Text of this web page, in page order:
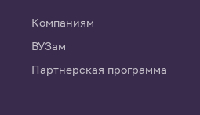
Компаниям
ВУЗам
Партнерская программа